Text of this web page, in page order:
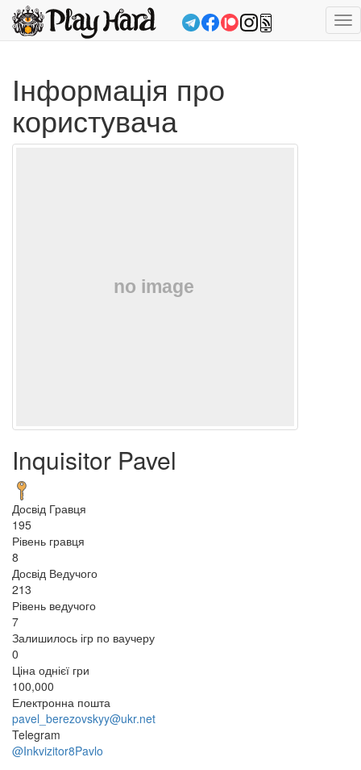
Інформація про
користувача
Inquisitor Pavel
Досвід Гравця
195
Рівень гравця
8
Досвід Ведучого
213
Рівень ведучого
7
Залишилось ігр по ваучеру
0
Ціна однієї гри
100,000
Електронна пошта
pavel_berezovskyy@ukr.net
Telegram
@Inkvizitor8Pavlo